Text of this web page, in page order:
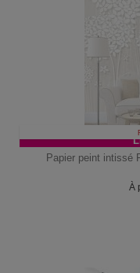
Papier peint intissé
À